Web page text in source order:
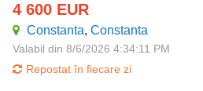
4 600 EUR
Constanta, Constanta
Valabil din 8/6/2026 4:34:11 PM
Repostat în fiecare zi